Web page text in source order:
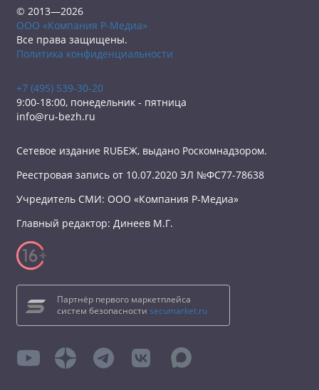
© 2013—2026
ООО «Компания Р-Медиа»
Все права защищены.
Политика конфиденциальности
+7 (495) 539-30-20
9:00-18:00, понедельник - пятница
info@ru-bezh.ru
Сетевое издание RUБЕЖ, выдано Роскомнадзором.
Реестровая запись от 10.07.2020 ЭЛ №ФС77-78638
Учредитель СМИ: ООО «Компания Р-Медиа»
Главный редактор: Динеев М.Г.
Партнёр первого маркетплейса
систем безопасности secumarket.ru